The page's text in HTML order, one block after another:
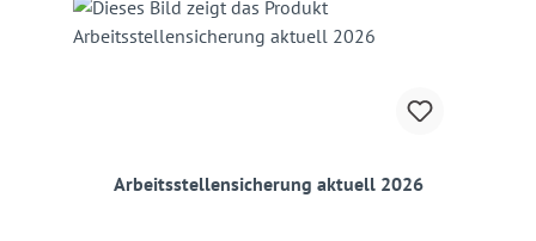
Arbeitsstellensicherung aktuell 2026